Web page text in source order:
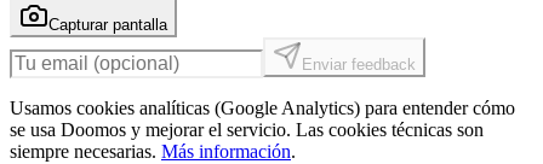
Capturar pantalla
Enviar feedback
Usamos cookies analíticas (Google Analytics) para entender cómo
se usa Doomos y mejorar el servicio. Las cookies técnicas son
siempre necesarias. Más información.